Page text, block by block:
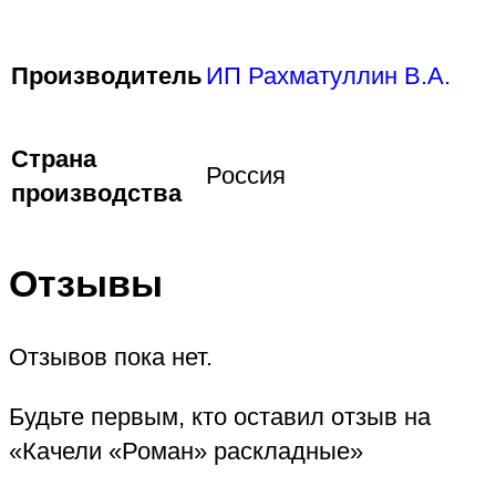
Производитель ИП Рахматуллин В.А.
Страна
производства
Россия
Отзывы
Отзывов пока нет.
Будьте первым, кто оставил отзыв на
«Качели «Роман» раскладные»